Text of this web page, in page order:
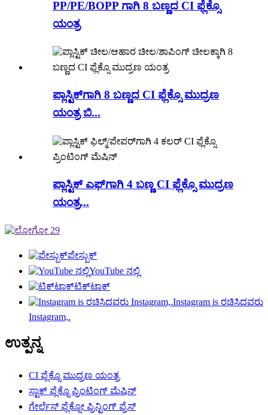
PP/PE/BOPP ಗಾಗಿ 8 ಬಣ್ಣದ CI ಫ್ಲೆಕ್ಸೊ
ಯಂತ್ರ
ಪ್ಲಾಸ್ಟಿಕ್‌ಗಾಗಿ 8 ಬಣ್ಣದ CI ಫ್ಲೆಕ್ಸೊ ಮುದ್ರಣ
ಯಂತ್ರ ಬಿ...
ಪ್ಲಾಸ್ಟಿಕ್ ಎಫ್‌ಗಾಗಿ 4 ಬಣ್ಣ CI ಫ್ಲೆಕ್ಸೊ ಮುದ್ರಣ
ಯಂತ್ರ...
ಫೇಸ್ಬುಕ್
YouTube ನಲ್ಲಿ
ಟಿಕ್‌ಟಾಕ್
Instagram is ರಚಿಸಿದವರು
Instagram,.
ಉತ್ಪನ್ನ
CI ಫ್ಲೆಕ್ಸೊ ಮುದ್ರಣ ಯಂತ್ರ
ಸ್ಟಾಕ್ ಫ್ಲೆಕ್ಸೊ ಪ್ರಿಂಟಿಂಗ್ ಮೆಷಿನ್
ಗೇರ್ಲೆಸ್ ಫ್ಲೆಕ್ಸೋ ಪ್ರಿನ್ಟಿಂಗ್ ಪ್ರೆಸ್